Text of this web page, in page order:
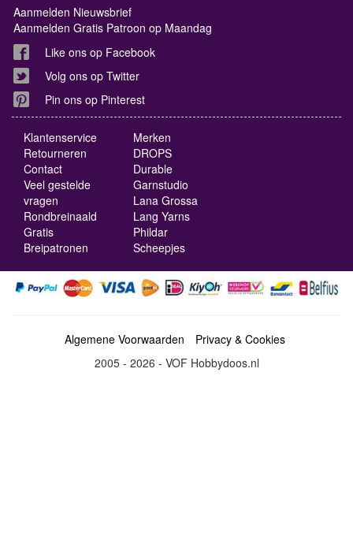
Aanmelden Nieuwsbrief
Aanmelden Gratis Patroon op Maandag
Like ons op Facebook
Volg ons op Twitter
Pin ons op Pinterest
Klantenservice
Retourneren
Contact
Veel gestelde
vragen
Rondbreinaald
Gratis
Breipatronen
Merken
DROPS
Durable
Garnstudio
Lana Grossa
Lang Yarns
Phildar
Scheepjes
Algemene Voorwaarden
Privacy & Cookies
2005 - 2026 - VOF Hobbydoos.nl